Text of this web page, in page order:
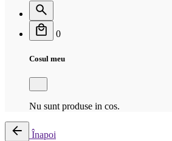
0
Cosul meu
Nu sunt produse in cos.
Înapoi